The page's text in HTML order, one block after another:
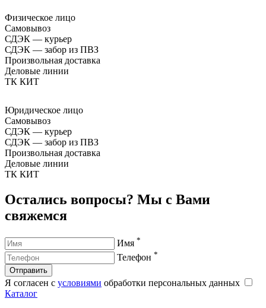
Физическое лицо
Самовывоз
СДЭК — курьер
СДЭК — забор из ПВЗ
Произвольная доставка
Деловые линии
ТК КИТ
Юридическое лицо
Самовывоз
СДЭК — курьер
СДЭК — забор из ПВЗ
Произвольная доставка
Деловые линии
ТК КИТ
Остались вопросы? Мы с Вами
свяжемся
Имя *
Телефон *
Отправить
Я согласен с условиями обработки персональных данных
Каталог